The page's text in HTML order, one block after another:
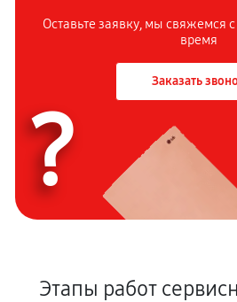
Оставьте заявку, мы свяжемся
время
Заказать
?
Этапы работ